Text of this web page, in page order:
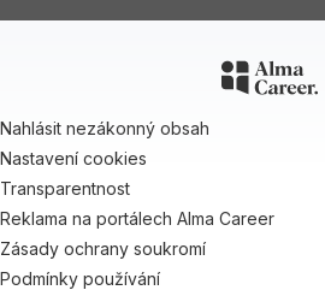
Nahlásit nezákonný obsah
Nastavení cookies
Transparentnost
Reklama na portálech Alma Career
Zásady ochrany soukromí
Podmínky používání